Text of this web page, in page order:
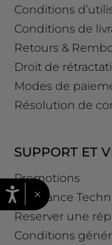
Conditions
Conditions de
Retours &
Droit de
Modes de
Résolution de
SUPPORT ET
Promotions
Assistance
Reserver une
Conditions
×